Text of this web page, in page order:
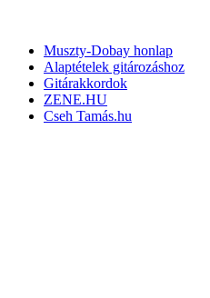
Muszty-Dobay honlap
Alaptételek gitározáshoz
Gitárakkordok
ZENE.HU
Cseh Tamás.hu